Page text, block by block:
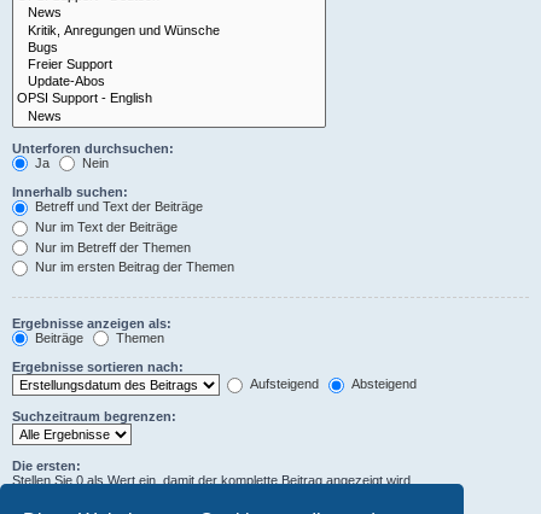
Unterforen durchsuchen:
Ja
Nein
Innerhalb suchen:
Betreff und Text der Beiträge
Nur im Text der Beiträge
Nur im Betreff der Themen
Nur im ersten Beitrag der Themen
Ergebnisse anzeigen als:
Beiträge
Themen
Ergebnisse sortieren nach:
Aufsteigend
Absteigend
Suchzeitraum begrenzen:
Die ersten:
Stellen Sie 0 als Wert ein, damit der komplette Beitrag angezeigt wird.